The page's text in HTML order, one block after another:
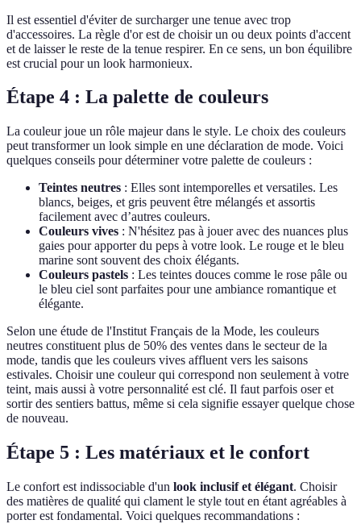
Il est essentiel d'éviter de surcharger une tenue avec trop
d'accessoires. La règle d'or est de choisir un ou deux points d'accent
et de laisser le reste de la tenue respirer. En ce sens, un bon équilibre
est crucial pour un look harmonieux.
Étape 4 : La palette de couleurs
La couleur joue un rôle majeur dans le style. Le choix des couleurs
peut transformer un look simple en une déclaration de mode. Voici
quelques conseils pour déterminer votre palette de couleurs :
Teintes neutres : Elles sont intemporelles et versatiles. Les
blancs, beiges, et gris peuvent être mélangés et assortis
facilement avec d’autres couleurs.
Couleurs vives : N'hésitez pas à jouer avec des nuances plus
gaies pour apporter du peps à votre look. Le rouge et le bleu
marine sont souvent des choix élégants.
Couleurs pastels : Les teintes douces comme le rose pâle ou
le bleu ciel sont parfaites pour une ambiance romantique et
élégante.
Selon une étude de l'Institut Français de la Mode, les couleurs
neutres constituent plus de 50% des ventes dans le secteur de la
mode, tandis que les couleurs vives affluent vers les saisons
estivales. Choisir une couleur qui correspond non seulement à votre
teint, mais aussi à votre personnalité est clé. Il faut parfois oser et
sortir des sentiers battus, même si cela signifie essayer quelque chose
de nouveau.
Étape 5 : Les matériaux et le confort
Le confort est indissociable d'un look inclusif et élégant. Choisir
des matières de qualité qui clament le style tout en étant agréables à
porter est fondamental. Voici quelques recommandations :